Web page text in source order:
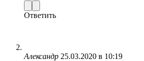
Ответить
Александр 25.03.2020 в 10:19